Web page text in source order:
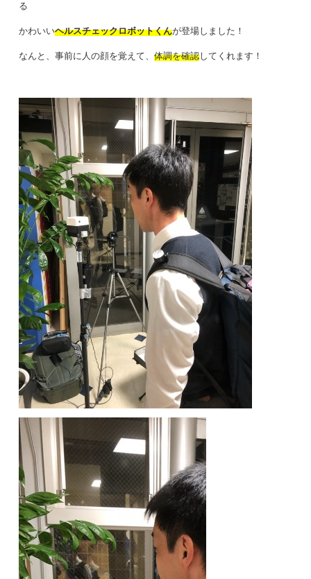
る
かわいいヘルスチェックロボットくんが登場しました！
なんと、事前に人の顔を覚えて、 体調を確認してくれます！